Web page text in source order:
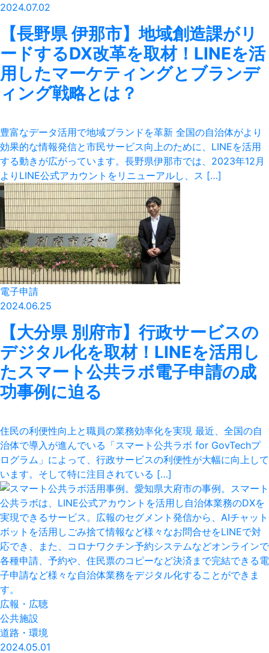
2024.07.02
【長野県 伊那市】地域創造課がリ
ードするDX改革を取材！LINEを活
用したマーケティングとブランデ
ィング戦略とは？
豊富なデータ活用で地域ブランドを革新 全国の自治体がより
効果的な情報発信と市民サービス向上のために、LINEを活用
する動きが広がっています。長野県伊那市では、2023年12月
よりLINE公式アカウントをリニューアルし、ス […]
電子申請
2024.06.25
【大分県 別府市】行政サービスの
デジタル化を取材！LINEを活用し
たスマート公共ラボ電子申請の成
功事例に迫る
住民の利便性向上と職員の業務効率化を実現 最近、全国の自
治体で導入が進んでいる「スマート公共ラボ for GovTechプ
ログラム」によって、行政サービスの利便性が大幅に向上して
います。そして特に注目されている […]
広報・広聴
公共施設
道路・環境
2024.05.01